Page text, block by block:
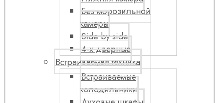
Без морозильной
камеры
Side by side
4-х дверные
Встраиваемая техника
Встраиваемые
холодильники